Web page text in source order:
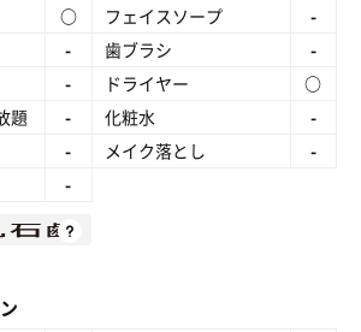
○ フェイスソープ
-
- 歯ブラシ
-
- ドライヤー
○
題
- 化粧水
-
- メイク落とし
-
-